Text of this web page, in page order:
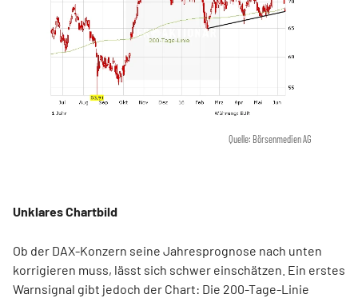
Quelle: Börsenmedien AG
Unklares Chartbild
Ob der DAX-Konzern seine Jahresprognose nach unten
korrigieren muss, lässt sich schwer einschätzen. Ein erstes
Warnsignal gibt jedoch der Chart: Die 200-Tage-Linie